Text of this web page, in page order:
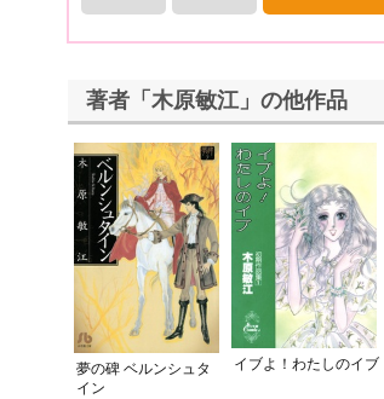
著者「木原敏江」の他作品
夢の碑 ベルンシュタ
イン
イブよ！わたしのイブ